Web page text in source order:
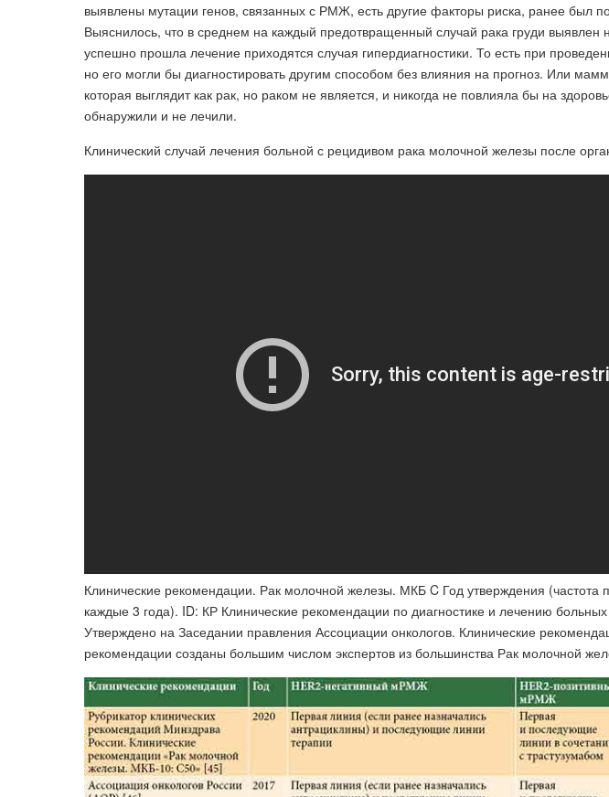
выявлены мутации генов, связанных с РМЖ, есть другие факторы риска, ранее был
Выяснилось, что в среднем на каждый предотвращенный случай рака груди
успешно прошла лечение приходятся случая гипердиагностики. То есть при
но его могли бы диагностировать другим способом без влияния на прогноз. Или
которая выглядит как рак, но раком не является, и никогда не повлияла бы на
обнаружили и не лечили.
Клинический случай лечения больной с рецидивом рака молочной железы после
Клинические рекомендации. Рак молочной железы. МКБ C Год утверждения (частота
каждые 3 года). ID: КР Клинические рекомендации по диагностике и лечению
Утверждено на Заседании правления Ассоциации онкологов. Клинические
рекомендации созданы большим числом экспертов из большинства Рак молочной